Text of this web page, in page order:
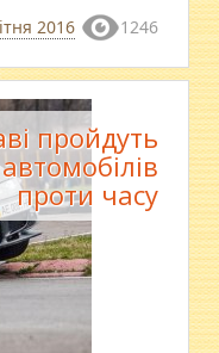
2016 1246
пройдуть
проти часу